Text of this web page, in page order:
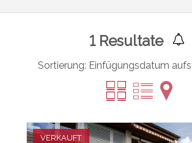
1Resultate
Sortierung: Einfügungsdatum
VERKAUFT